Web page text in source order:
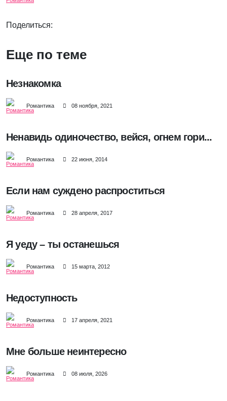
Поделиться:
Еще по теме
Незнакомка
Романтика 08 ноября, 2021
Ненавидь одиночество, вейся, огнем гори...
Романтика 22 июня, 2014
Если нам суждено распроститься
Романтика 28 апреля, 2017
Я уеду – ты останешься
Романтика 15 марта, 2012
Недоступность
Романтика 17 апреля, 2021
Мне больше неинтересно
Романтика 08 июля, 2026